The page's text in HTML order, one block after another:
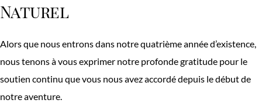
Naturel
Alors que nous entrons dans notre quatrième année d’existence,
nous tenons à vous exprimer notre profonde gratitude pour le
soutien continu que vous nous avez accordé depuis le début de
notre aventure.